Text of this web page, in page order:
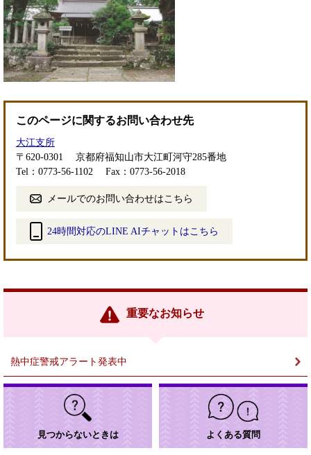
このページに関するお問い合わせ先
大江支所
〒620-0301
京都府福知山市大江町河守285番地
Tel：0773-56-1102
Fax：0773-56-2018
メールでのお問い合わせはこちら
24時間対応のLINE AIチャットはこちら
リ
重要なお知らせ
熱中症警戒アラート発表中
見つからないときは よくある質問